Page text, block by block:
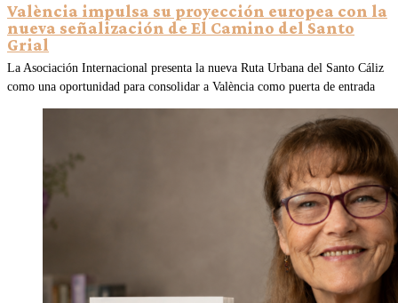
València impulsa su proyección europea con la
nueva señalización de El Camino del Santo
Grial
La Asociación Internacional presenta la nueva Ruta Urbana del Santo Cáliz
como una oportunidad para consolidar a València como puerta de entrada